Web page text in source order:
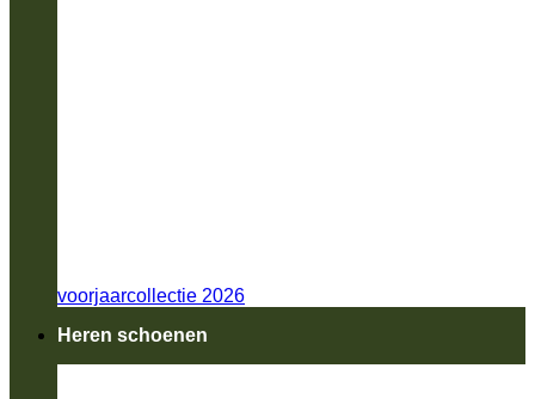
voorjaarcollectie 2026
Heren schoenen